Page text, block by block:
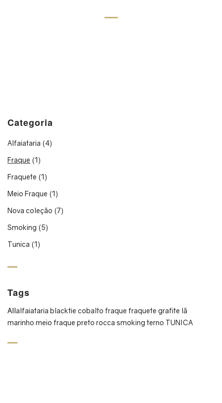
Categoria
Alfaiataria (4)
Fraque (1)
Fraquete (1)
Meio Fraque (1)
Nova coleção (7)
Smoking (5)
Tunica (1)
Tags
Allalfaiataria blacktie cobalto fraque fraquete grafite lã
marinho meio fraque preto rocca smoking terno TUNICA